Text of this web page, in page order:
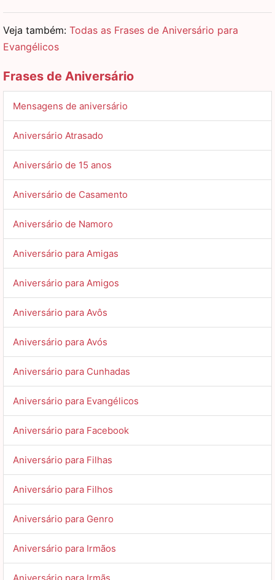
Veja também: Todas as Frases de Aniversário para
Evangélicos
Frases de Aniversário
Mensagens de aniversário
Aniversário Atrasado
Aniversário de 15 anos
Aniversário de Casamento
Aniversário de Namoro
Aniversário para Amigas
Aniversário para Amigos
Aniversário para Avôs
Aniversário para Avós
Aniversário para Cunhadas
Aniversário para Evangélicos
Aniversário para Facebook
Aniversário para Filhas
Aniversário para Filhos
Aniversário para Genro
Aniversário para Irmãos